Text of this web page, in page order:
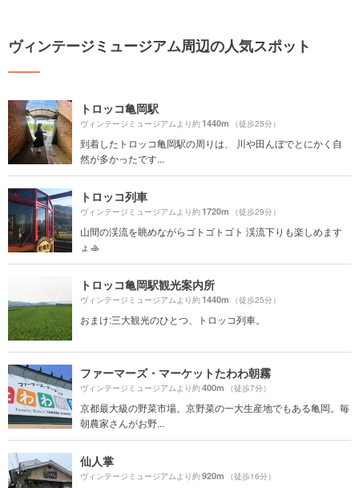
ヴィンテージミュージアム周辺の人気スポット
トロッコ亀岡駅
ヴィンテージミュージアムより約1440m （徒歩25分）
到着したトロッコ亀岡駅の周りは、 川や田んぼでとにかく自
然が多かったです...
トロッコ列車
ヴィンテージミュージアムより約1720m （徒歩29分）
山間の渓流を眺めながらゴトゴトゴト 渓流下りも楽しめます
ょ🚣
トロッコ亀岡駅観光案内所
ヴィンテージミュージアムより約1440m （徒歩25分）
おまけ:三大観光のひとつ、トロッコ列車。
ファーマーズ・マーケットたわわ朝霧
ヴィンテージミュージアムより約400m （徒歩7分）
京都最大級の野菜市場。京野菜の一大生産地でもある亀岡。毎
朝農家さんがお野...
仙人掌
ヴィンテージミュージアムより約920m （徒歩16分）